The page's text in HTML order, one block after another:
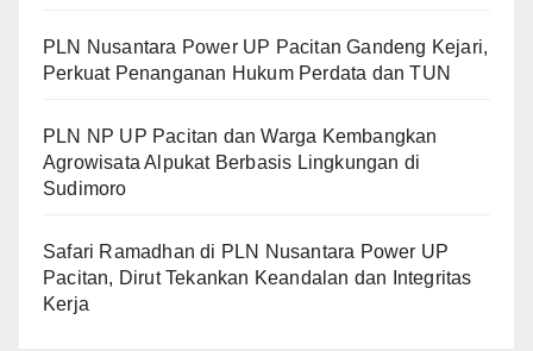
PLN Nusantara Power UP Pacitan Gandeng Kejari,
Perkuat Penanganan Hukum Perdata dan TUN
PLN NP UP Pacitan dan Warga Kembangkan
Agrowisata Alpukat Berbasis Lingkungan di
Sudimoro
Safari Ramadhan di PLN Nusantara Power UP
Pacitan, Dirut Tekankan Keandalan dan Integritas
Kerja